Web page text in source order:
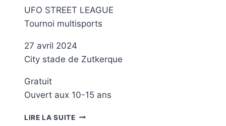
UFO STREET LEAGUE
Tournoi multisports
27 avril 2024
City stade de Zutkerque
Gratuit
Ouvert aux 10-15 ans
LIRE LA SUITE